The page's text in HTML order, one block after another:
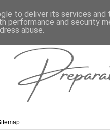
to deliver its services
performance and security
abuse.